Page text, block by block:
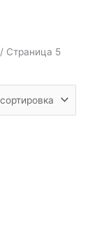
/ Страница 5